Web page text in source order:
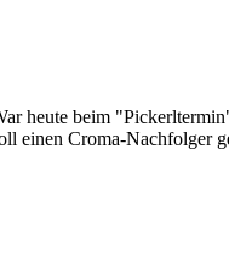
heute beim
einen Croma-Nachfolger